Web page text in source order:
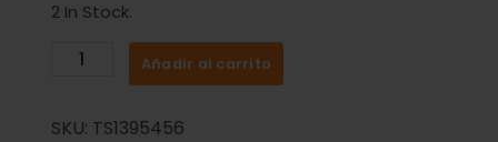
2 In Stock.
Añadir al carrito
SKU: TS1395456